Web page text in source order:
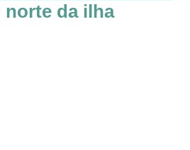
norte da ilha